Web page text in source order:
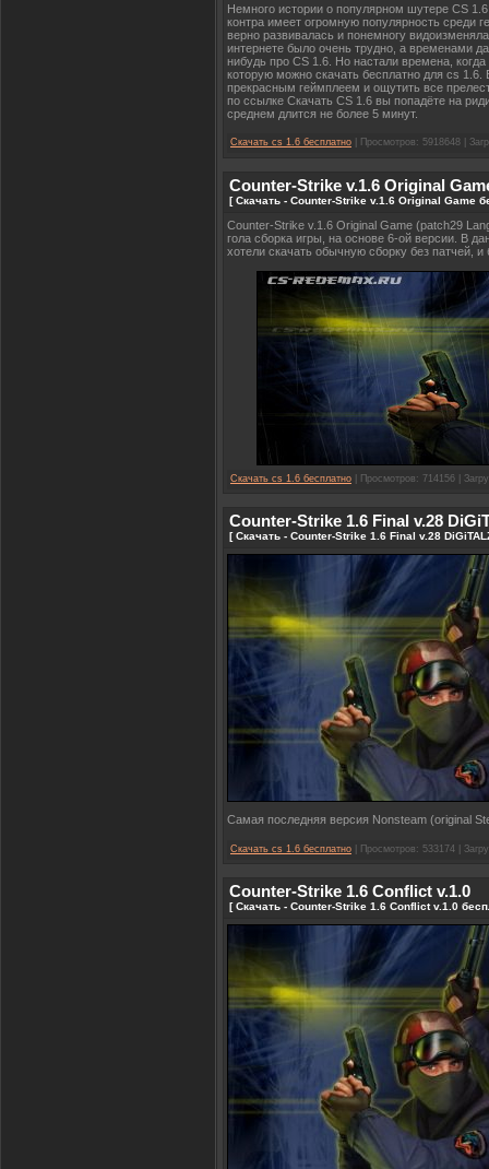
Немного истории о популярном шутере CS
контра имеет огромную популярность среди
верно развивалась и понемногу
интернете было очень трудно, а временами
нибудь про CS 1.6. Но настали времена,
которую можно скачать бесплатно для cs
прекрасным геймплеем и ощутить все
по ссылке Скачать CS 1.6 вы попадёте на
среднем длится не более 5 минут.
Скачать cs 1.6 бесплатно | Просмотров: 5918648 |
Counter-Strike v.1.6 Original
[ Скачать - Counter-Strike v.1.6 Original Game
Counter-Strike v.1.6 Original Game (patch29
гола сборка игры, на основе 6-ой версии. В
хотели скачать обычную сборку без патчей,
Скачать cs 1.6 бесплатно | Просмотров: 714156 |
Counter-Strike 1.6 Final v.28
[ Скачать - Counter-Strike 1.6 Final v.28
Самая последняя версия Nonsteam (original
Скачать cs 1.6 бесплатно | Просмотров: 533174 |
Counter-Strike 1.6 Conflict v.1.0
[ Скачать - Counter-Strike 1.6 Conflict v.1.0